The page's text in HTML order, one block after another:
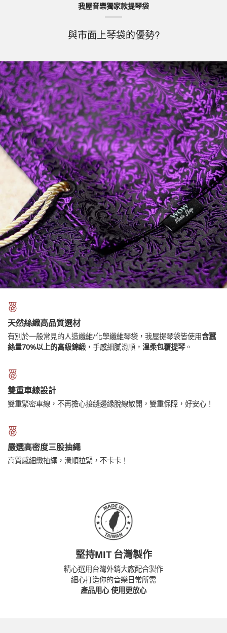
我屋音樂獨家款提琴袋
與市面上琴袋的優勢?
天然絲織高品質選材
有別於一般常見的人造纖維/化學纖維琴袋，我屋提琴袋皆使用含蠶
絲量70%以上的高級錦緞，手感細膩滑順， 溫柔包覆提琴。
雙重車線設計
雙重緊密車線，不再擔心接縫邊緣脫線散開，雙重保障，好安心！
嚴選高密度三股抽繩
高質感細緻抽繩，滑順拉緊，不卡卡！
堅持MIT 台灣製作
精心選用台灣外銷大廠配合製作
細心打造你的音樂日常所需
產品用心 使用更放心